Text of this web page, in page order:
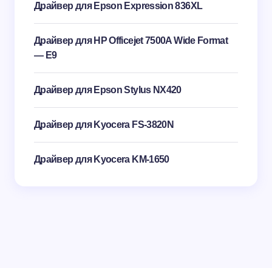
Драйвер для Epson Expression 836XL
Драйвер для HP Officejet 7500A Wide Format
— E9
Драйвер для Epson Stylus NX420
Драйвер для Kyocera FS-3820N
Драйвер для Kyocera KM-1650